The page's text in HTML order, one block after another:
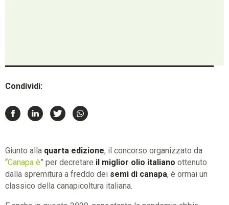
Condividi:
Giunto alla quarta edizione, il concorso organizzato da
“Canapa è” per decretare il miglior olio italiano ottenuto
dalla spremitura a freddo dei semi di canapa, è ormai un
classico della canapicoltura italiana.